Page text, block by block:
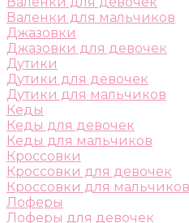
Валенки для мальчиков
Джазовки
Джазовки для девочек
Дутики
Дутики для девочек
Дутики для мальчиков
Кеды
Кеды для девочек
Кеды для мальчиков
Кроссовки
Кроссовки для девочек
Кроссовки для мальчиков
Лоферы
Лоферы для девочек